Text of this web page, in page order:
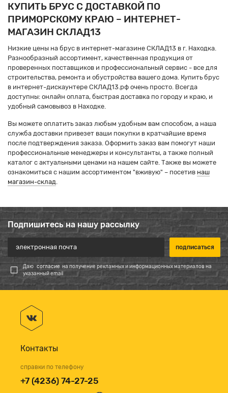
КУПИТЬ БРУС С ДОСТАВКОЙ ПО
ПРИМОРСКОМУ КРАЮ – ИНТЕРНЕТ-
МАГАЗИН СКЛАД13
Низкие цены на брус в интернет-магазине СКЛАД13 в г. Находка.
Разнообразный ассортимент, качественная продукция от
проверенных поставщиков и профессиональный сервис - все для
строительства, ремонта и обустройства вашего дома. Купить брус
в интернет-дискаунтере СКЛАД13.рф очень просто. Всегда
доступны: онлайн оплата, быстрая доставка по городу и краю, и
удобный самовывоз в Находке.
Вы можете оплатить заказ любым удобным вам способом, а наша
служба доставки привезет ваши покупки в кратчайшие время
после подтверждения заказа. Оформить заказ вам помогут наши
профессиональные менеджеры и консультанты, а также полный
каталог с актуальными ценами на нашем сайте. Также вы можете
ознакомиться с нашим ассортиментом "вживую" – посетив наш
магазин-склад.
Подпишитесь на нашу рассылку
Даю согласие на получение рекламных и информационных материалов на
указанный email
Контакты
справки по телефону
+7 (4236) 74-27-25